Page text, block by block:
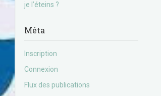
je l’éteins ?
Méta
Inscription
Connexion
Flux des publications